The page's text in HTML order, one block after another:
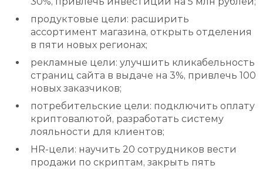
продуктовые цели: расширить
ассортимент магазина, открыть отделения
в пяти новых регионах;
рекламные цели: улучшить кликабельность
страниц сайта в выдаче на 3%, привлечь 100
новых заказчиков;
потребительские цели: подключить оплату
криптовалютой, разработать систему
лояльности для клиентов;
HR-цели: научить 20 сотрудников вести
продажи по скриптам, закрыть пять